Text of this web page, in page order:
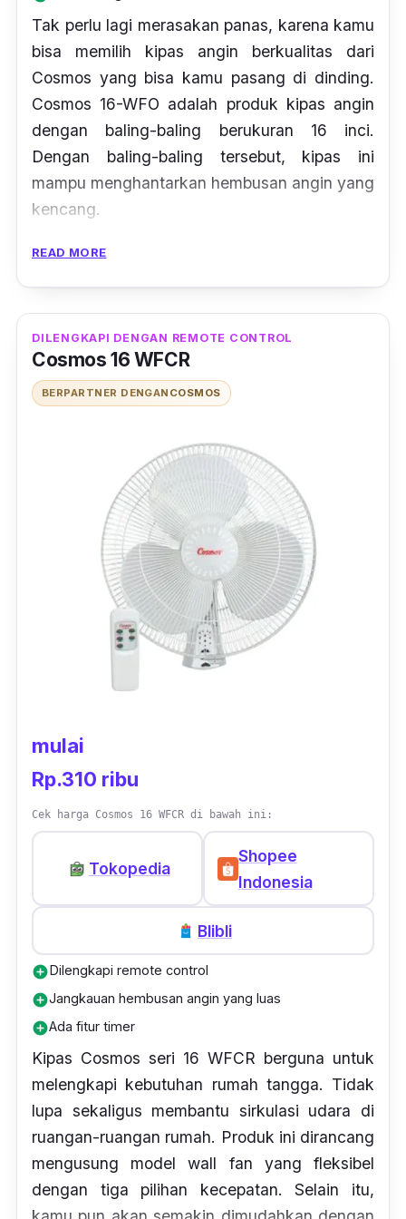
Tak perlu lagi merasakan panas, karena kamu
bisa memilih kipas angin berkualitas dari
Cosmos yang bisa kamu pasang di dinding.
Cosmos 16-WFO adalah produk kipas angin
dengan baling-baling berukuran 16 inci.
Dengan baling-baling tersebut, kipas ini
mampu menghantarkan hembusan angin yang
kencang.
Tidak hanya kencang, hembusan angin kipas
tombol pengatur tingkat kecepatan, semakin
memudahkan kamu untuk mengatur
kekencangan angin. Untuk konsumsi daya
listriknya sendiri ada di angka 46 watt.
READ MORE
DILENGKAPI DENGAN REMOTE CONTROL
Cosmos 16 WFCR
BERPARTNER DENGAN COSMOS
mulai
Rp.310 ribu
Cek harga Cosmos 16 WFCR di bawah ini:
Tokopedia
Shopee
Indonesia
Blibli
add_circleDilengkapi remote control
add_circleJangkauan hembusan angin yang luas
add_circleAda fitur timer
Kipas Cosmos seri 16 WFCR berguna untuk
melengkapi kebutuhan rumah tangga. Tidak
lupa sekaligus membantu sirkulasi udara di
ruangan-ruangan rumah. Produk ini dirancang
mengusung modelwall fan yang fleksibel
dengan tiga pilihan kecepatan. Selain itu,